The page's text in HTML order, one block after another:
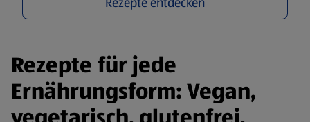
Rezepte für jede
Ernährungsform: Vegan,